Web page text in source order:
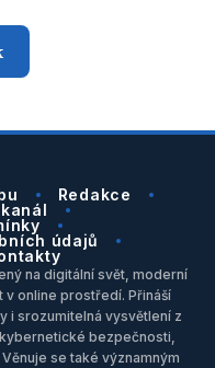
Redakce
kanál
údajů
na digitální svět, moderní
online prostředí. Přináší
i srozumitelná vysvětlení z
bezpečnosti,
se také významným